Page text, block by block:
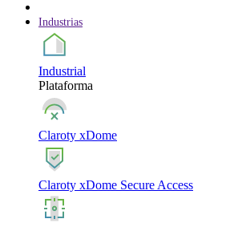
Industrias
Industrial
Plataforma
Claroty xDome
Claroty xDome Secure Access